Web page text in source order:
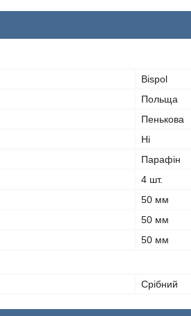
Bispol
Польща
Пенькова
Ні
Парафін
4 шт.
50 мм
50 мм
50 мм
Срібний